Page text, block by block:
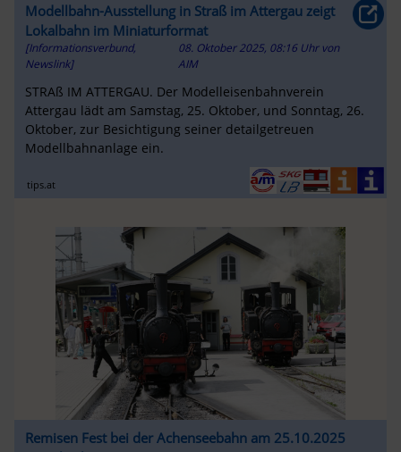
Modellbahn-Ausstellung in Straß im Attergau zeigt
Lokalbahn im Miniaturformat
[Informationsverbund,
Newslink]
08. Oktober 2025, 08:16 Uhr von
AIM
STRAß IM ATTERGAU. Der Modelleisenbahnverein
Attergau lädt am Samstag, 25. Oktober, und Sonntag, 26.
Oktober, zur Besichtigung seiner detailgetreuen
Modellbahnanlage ein.
tips.at
Remisen Fest bei der Achenseebahn am 25.10.2025